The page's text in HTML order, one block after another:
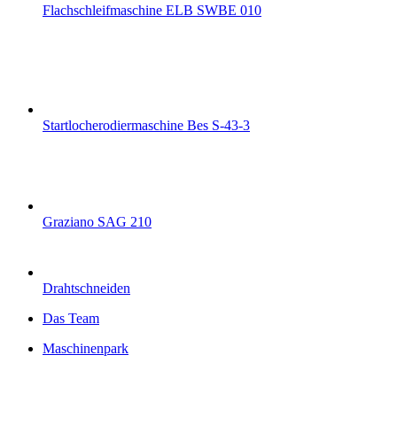
Flachschleifmaschine ELB SWBE 010
Startlocherodiermaschine Bes S-43-3
Graziano SAG 210
Drahtschneiden
Das Team
Maschinenpark